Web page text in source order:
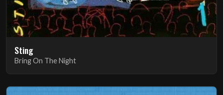
Sting
Bring On The Night